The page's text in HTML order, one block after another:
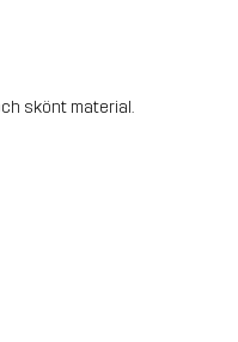
skönt material.